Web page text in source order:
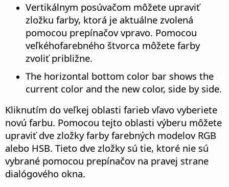
Vertikálnym posúvačom môžete upraviť
zložku farby, ktorá je aktuálne zvolená
pomocou prepínačov vpravo. Pomocou
veľkéhofarebného štvorca môžete farby
zvoliť približne.
The horizontal bottom color bar shows the
current color and the new color, side by side.
Kliknutím do veľkej oblasti farieb vľavo vyberiete
novú farbu. Pomocou tejto oblasti výberu môžete
upraviť dve zložky farby farebných modelov RGB
alebo HSB. Tieto dve zložky sú tie, ktoré nie sú
vybrané pomocou prepínačov na pravej strane
dialógového okna.